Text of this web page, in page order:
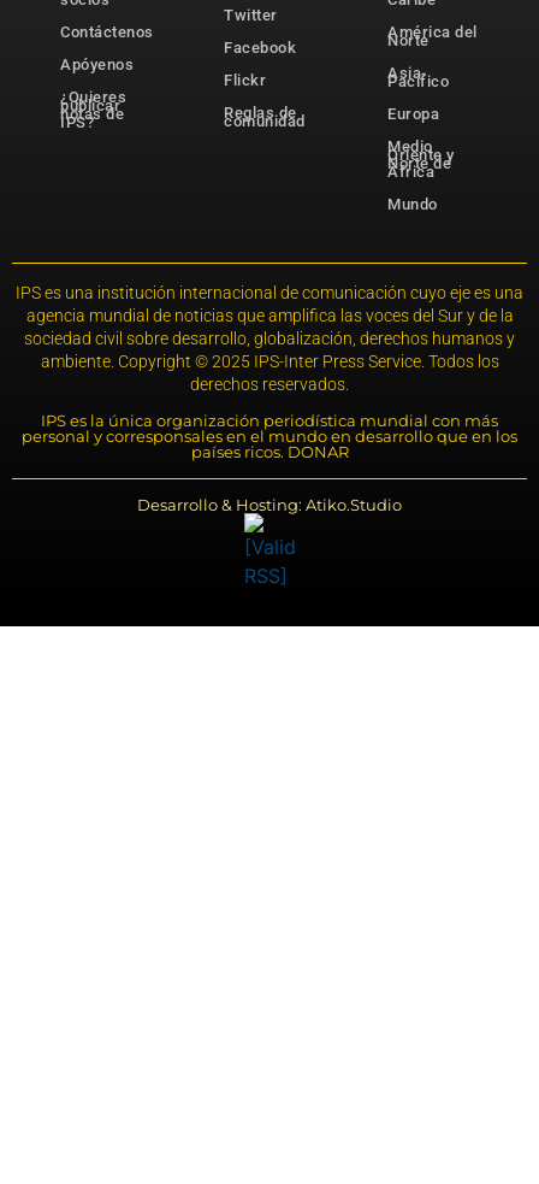
Contáctenos
Apóyenos
¿Quieres
publicar
notas de
IPS?
Twitter
Facebook
Flickr
Reglas de
comunidad
América del
Norte
Asia-
Pacífico
Europa
Medio
Oriente y
Norte de
África
Mundo
IPS es una institución internacional de comunicación cuyo eje es una
agencia mundial de noticias que amplifica las voces del Sur y de la
sociedad civil sobre desarrollo, globalización, derechos humanos y
ambiente. Copyright © 2025 IPS-Inter Press Service. Todos los
derechos reservados.
IPS es la única organización periodística mundial con más
personal y corresponsales en el mundo en desarrollo que en los
países ricos. DONAR
Desarrollo & Hosting: Atiko.Studio